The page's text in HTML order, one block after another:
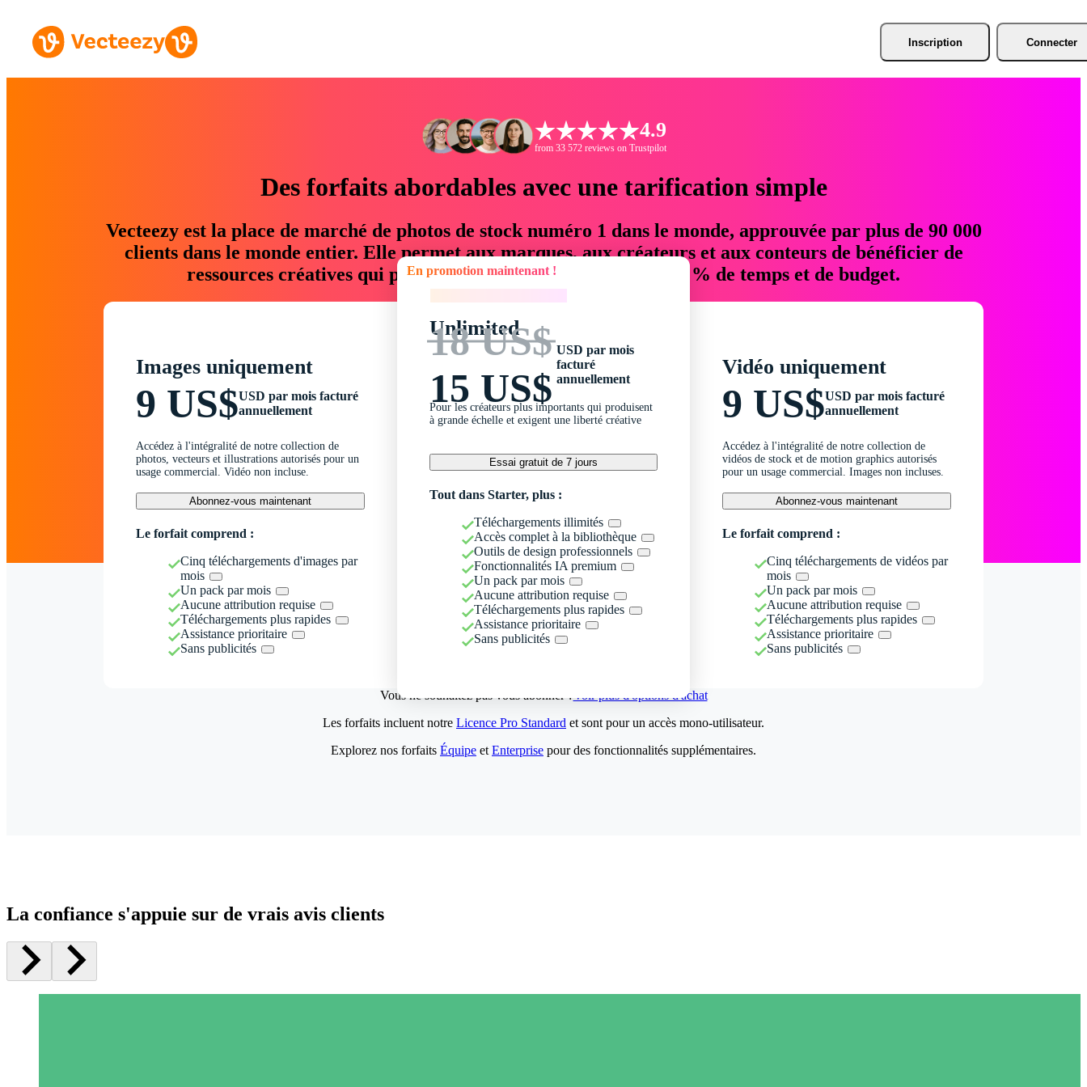
Inscription Connecter
4.9
from 33 572 reviews on Trustpilot
Des forfaits abordables avec une tarification simple
Vecteezy est la place de marché de photos de stock numéro 1 dans le monde, approuvée par plus de 90 000
clients dans le monde entier. Elle permet aux marques, aux créateurs et aux conteurs de bénéficier de
ressources créatives qui permettent d'économiser jusqu'à 76 % de temps et de budget.
Images uniquement
9 US$USD par mois facturé
annuellement
Accédez à l'intégralité de notre collection de
photos, vecteurs et illustrations autorisés pour un
usage commercial. Vidéo non incluse.
Abonnez-vous maintenant
Le forfait comprend :
Cinq téléchargements d'images par
mois
Un pack par mois
Aucune attribution requise
Téléchargements plus rapides
Assistance prioritaire
Sans publicités
En promotion maintenant !
Unlimited
18 US$
15 US$
USD par mois
facturé
annuellement
Pour les créateurs plus importants qui produisent
à grande échelle et exigent une liberté créative
Essai gratuit de 7 jours
Tout dans Starter, plus :
Téléchargements illimités
Accès complet à la bibliothèque
Outils de design professionnels
Fonctionnalités IA premium
Un pack par mois
Aucune attribution requise
Téléchargements plus rapides
Assistance prioritaire
Sans publicités
Vidéo uniquement
9 US$USD par mois facturé
annuellement
Accédez à l'intégralité de notre collection de
vidéos de stock et de motion graphics autorisés
pour un usage commercial. Images non incluses.
Abonnez-vous maintenant
Le forfait comprend :
Cinq téléchargements de vidéos par
mois
Un pack par mois
Aucune attribution requise
Téléchargements plus rapides
Assistance prioritaire
Sans publicités
Vous ne souhaitez pas vous abonner ?Voir plus d'options d'achat
Les forfaits incluent notre Licence Pro Standard et sont pour un accès mono-utilisateur.
Explorez nos forfaits Équipe et Enterprise pour des fonctionnalités supplémentaires.
La confiance s'appuie sur de vrais avis clients